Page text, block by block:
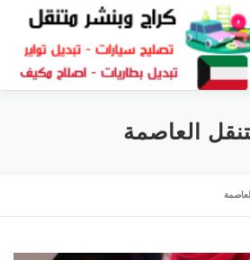
كراج تصليح سيارات بنشر الكويتالعاصمة